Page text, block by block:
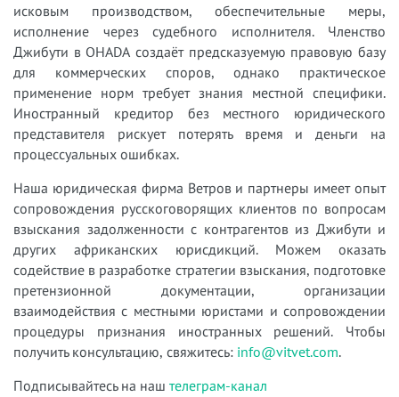
исковым производством, обеспечительные меры,
исполнение через судебного исполнителя. Членство
Джибути в OHADA создаёт предсказуемую правовую базу
для коммерческих споров, однако практическое
применение норм требует знания местной специфики.
Иностранный кредитор без местного юридического
представителя рискует потерять время и деньги на
процессуальных ошибках.
Наша юридическая фирма Ветров и партнеры имеет опыт
сопровождения русскоговорящих клиентов по вопросам
взыскания задолженности с контрагентов из Джибути и
других африканских юрисдикций. Можем оказать
содействие в разработке стратегии взыскания, подготовке
претензионной документации, организации
взаимодействия с местными юристами и сопровождении
процедуры признания иностранных решений. Чтобы
получить консультацию, свяжитесь: info@vitvet.com.
Подписывайтесь на наш телеграм-канал